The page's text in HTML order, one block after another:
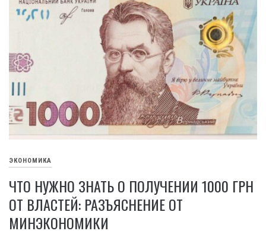
ЭКОНОМИКА
ЧТО НУЖНО ЗНАТЬ О ПОЛУЧЕНИИ 1000 ГРН
ОТ ВЛАСТЕЙ: РАЗЪЯСНЕНИЕ ОТ
МИНЭКОНОМИКИ